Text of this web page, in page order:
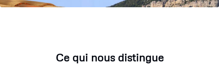
Ce qui nous distingue